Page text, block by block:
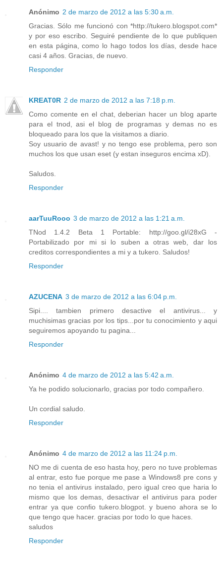
Anónimo 2 de marzo de 2012 a las 5:30 a.m.
Gracias. Sólo me funcionó con *http://tukero.blogspot.com*
y por eso escribo. Seguiré pendiente de lo que publiquen
en esta página, como lo hago todos los días, desde hace
casi 4 años. Gracias, de nuevo.
Responder
KREAT0R 2 de marzo de 2012 a las 7:18 p.m.
Como comente en el chat, deberian hacer un blog aparte
para el tnod, asi el blog de programas y demas no es
bloqueado para los que la visitamos a diario.
Soy usuario de avast! y no tengo ese problema, pero son
muchos los que usan eset (y estan inseguros encima xD).
Saludos.
Responder
aarTuuRooo 3 de marzo de 2012 a las 1:21 a.m.
TNod 1.4.2 Beta 1 Portable: http://goo.gl/i28xG -
Portabilizado por mi si lo suben a otras web, dar los
creditos correspondientes a mi y a tukero. Saludos!
Responder
AZUCENA 3 de marzo de 2012 a las 6:04 p.m.
Sipi.... tambien primero desactive el antivirus... y
muchisimas gracias por los tips...por tu conocimiento y aqui
seguiremos apoyando tu pagina...
Responder
Anónimo 4 de marzo de 2012 a las 5:42 a.m.
Ya he podido solucionarlo, gracias por todo compañero.
Un cordial saludo.
Responder
Anónimo 4 de marzo de 2012 a las 11:24 p.m.
NO me di cuenta de eso hasta hoy, pero no tuve problemas
al entrar, esto fue porque me pase a Windows8 pre cons y
no tenia el antivirus instalado, pero igual creo que haria lo
mismo que los demas, desactivar el antivirus para poder
entrar ya que confio tukero.blogpot. y bueno ahora se lo
que tengo que hacer. gracias por todo lo que haces.
saludos
Responder